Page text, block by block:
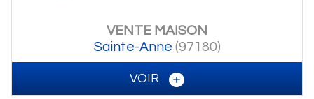
VENTE MAISON
Sainte-Anne (97180)
VOIR